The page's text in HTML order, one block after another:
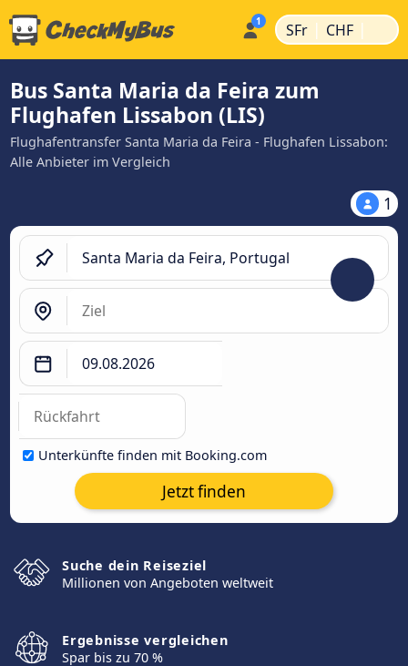
SFr | CHF |
Bus Santa Maria da Feira zum
Flughafen Lissabon (LIS)
Flughafentransfer Santa Maria da Feira - Flughafen Lissabon:
Alle Anbieter im Vergleich
1
Unterkünfte finden mit Booking.com
Jetzt finden
Suche dein Reiseziel
Millionen von Angeboten weltweit
Ergebnisse vergleichen
Spar bis zu 70 %